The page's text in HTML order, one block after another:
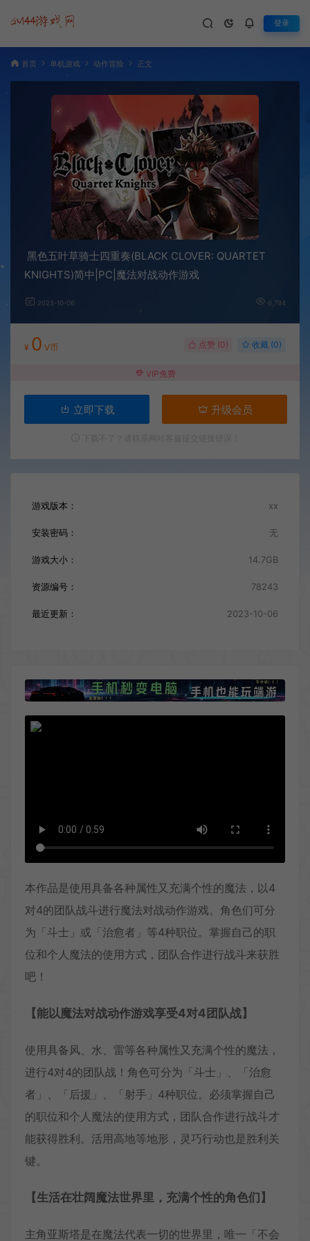
登录
首页 单机游戏 动作冒险 正文
黑色五叶草骑士四重奏(BLACK CLOVER: QUARTET
KNIGHTS)简中|PC|魔法对战动作游戏
2023-10-06 6,794
¥ 0 V币 点赞 (0) 收藏 (0)
VIP免费
立即下载 升级会员
游戏版本： xx
安装密码： 无
游戏大小： 14.7GB
资源编号： 78243
最近更新： 2023-10-06
本作品是使用具备各种属性又充满个性的魔法，以4
对4的团队战斗进行魔法对战动作游戏。角色们可分
为「斗士」或「治愈者」等4种职位。掌握自己的职
位和个人魔法的使用方式，团队合作进行战斗来获胜
吧！
【能以魔法对战动作游戏享受4对4团队战】
使用具备风、水、雷等各种属性又充满个性的魔法，
进行4对4的团队战！角色可分为「斗士」、「治愈
者」、「后援」、「射手」4种职位。必须掌握自己
的职位和个人魔法的使用方式，团队合作进行战斗才
能获得胜利。活用高地等地形，灵巧行动也是胜利关
键。
【生活在壮阔魔法世界里，充满个性的角色们】
主角亚斯塔是在魔法代表一切的世界里，唯一「不会